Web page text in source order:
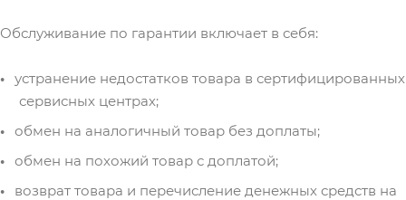
Обслуживание по гарантии включает в себя:
устранение недостатков товара в сертифицированных
сервисных центрах;
обмен на аналогичный товар без доплаты;
обмен на похожий товар с доплатой;
возврат товара и перечисление денежных средств на